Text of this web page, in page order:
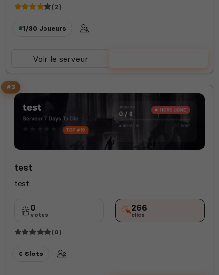
(2)
1/30 Joueurs
Voir le serveur
#3
test
test
0
votes
266
clics
(0)
0 Slots